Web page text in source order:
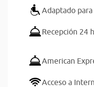
Adaptado
Recepción 24
American
Acceso a